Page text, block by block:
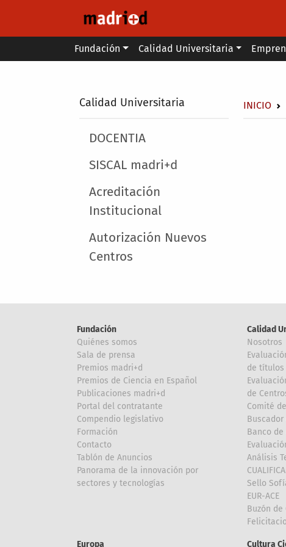
Main menu
Fundación Calidad Universitaria
Calidad Universitaria INICIO
Main menu
DOCENTIA
SISCAL madri+d
Acreditación
Institucional
Autorización Nuevos
Centros
Fundación
Quiénes somos
Sala de prensa
Premios madri+d
Premios de Ciencia en Español
Publicaciones madri+d
Portal del contratante
Compendio legislativo
Formación
Contacto
Tablón de Anuncios
Panorama de la innovación por
sectores y tecnologías
Calidad
Nosotros
de
de
Comité
Banco
Análisis
Sello
EUR-ACE
Buzón de
Europa Cultura